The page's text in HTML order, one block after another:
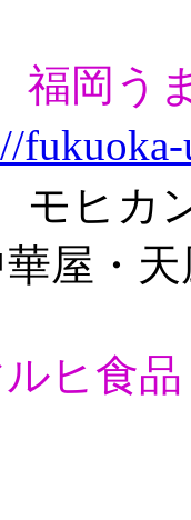
福岡う
fukuoka-
ーめ
華屋・
ヒ食品